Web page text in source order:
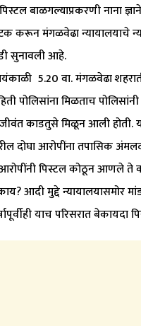
बाळगल्याप्रकरणी नाना
करून मंगळवेढा न्यायालयाचे
सुनावली आहे.
5.20 वा. मंगळवेढा
पोलिसांना मिळताच
काडतुसे मिळून आली होती.
आरोपींना तपासिक
पिस्टल कोठून आणले ते
आदी मुद्दे न्यायालयासमोर
याच परिसरात